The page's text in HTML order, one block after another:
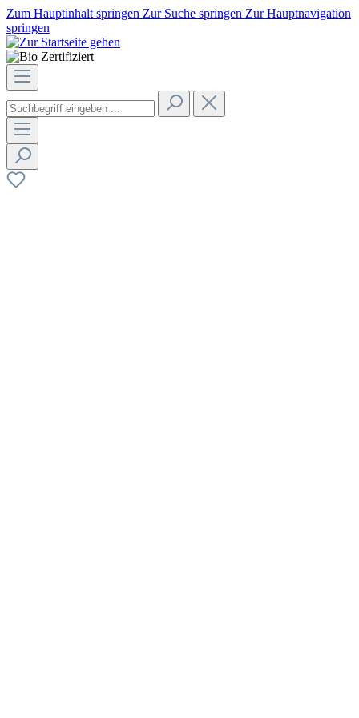
Zum Hauptinhalt springen Zur Suche springen Zur Hauptnavigation
springen